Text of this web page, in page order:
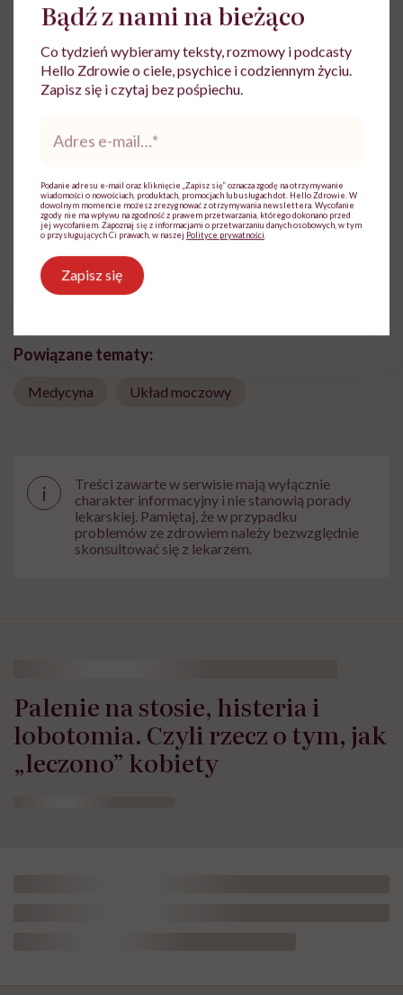
Agata Oleszkiewicz
Jako czynny fizjoterapeuta mam już
Obecnie jestem specjalistą ds rehabilitacji i
zajęciowej.
Zobacz profil
Udostępnij
Powiązane tematy:
Medycyna Układ moczowy
i
Treści zawarte w serwisie mają wyłącznie
charakter informacyjny i nie stanowią porady
lekarskiej. Pamiętaj, że w przypadku
problemów ze zdrowiem należy bezwzględnie
skonsultować się z lekarzem.
Palenie na stosie, histeria i
lobotomia. Czyli rzecz o tym, jak
„leczono” kobiety
Bądź z nami na bieżąco
Co tydzień wybieramy teksty, rozmowy i podcasty
Hello Zdrowie o ciele, psychice i codziennym życiu.
Zapisz się i czytaj bez pośpiechu.
mail*
Podanie adresu e-mail oraz kliknięcie „Zapisz się” oznacza zgodę na otrzymywanie
wiadomości o nowościach, produktach, promocjach lub usługach dot. Hello Zdrowie. W
dowolnym momencie możesz zrezygnować z otrzymywania newslettera. Wycofanie
zgody nie ma wpływu na zgodność z prawem przetwarzania, którego dokonano przed
jej wycofaniem. Zapoznaj się z informacjami o przetwarzaniu danych osobowych, w tym
o przysługujących Ci prawach, w naszej Polityce prywatności
Zapisz się